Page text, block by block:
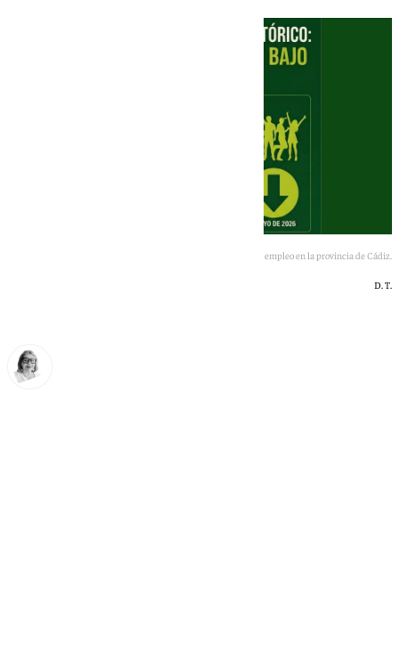
Estado y Junta coinciden en la mejora de los datos de empleo en la provincia de Cádiz.
D. T.